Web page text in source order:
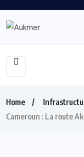
Home
Cameroun : La route